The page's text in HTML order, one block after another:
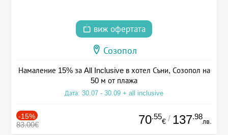
виж офертата
Созопол
Намаление 15% за All Inclusive в хотел Съни, Созопол на
50 м от плажа
Дата: 30.07 - 30.09 + all inclusive
-15%
83.00€ 70.55
€ / 137.98
лв.